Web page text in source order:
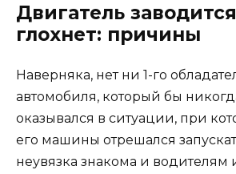
Двигатель
глохнет: причины
Наверняка, нет ни 1-го
автомобиля, который бы
оказывался в ситуации, при
его машины отрешался
неувязка знакома и водителям